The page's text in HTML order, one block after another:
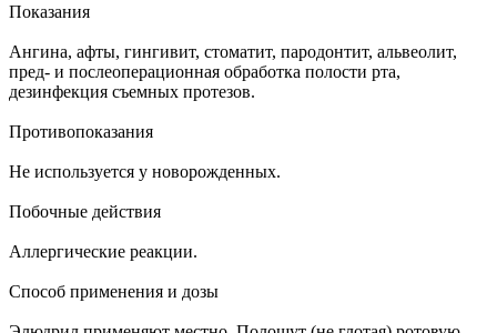
Показания
Ангина, афты, гингивит, стоматит, пародонтит, альвеолит,
пред- и послеоперационная обработка полости рта,
дезинфекция съемных протезов.
Противопоказания
Не используется у новорожденных.
Побочные действия
Аллергические реакции.
Способ применения и дозы